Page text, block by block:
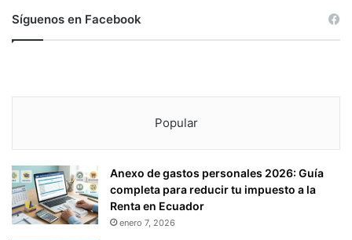
Síguenos en Facebook
Popular
Anexo de gastos personales 2026: Guía
completa para reducir tu impuesto a la
Renta en Ecuador
enero 7, 2026